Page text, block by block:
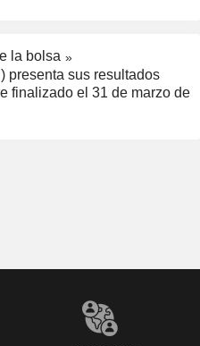
la bolsa
presenta sus resultados
finalizado el 31 de marzo de